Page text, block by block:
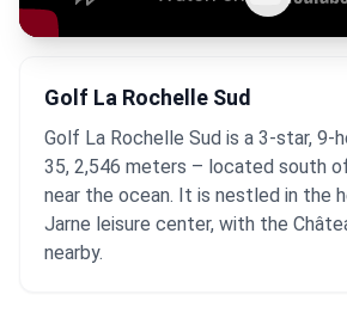
Golf La Rochelle Sud
Golf La Rochelle Sud is a 3-star, 9-
35, 2,546 meters – located south
near the ocean. It is nestled in the
Jarne leisure center, with the
nearby.